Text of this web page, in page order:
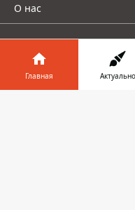
О нас
Главная Актуально